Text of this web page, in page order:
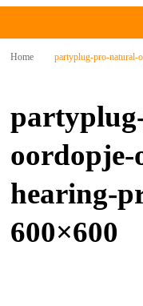
Home partyplug-pro-natural-
oordopje-
hearing-
600×600